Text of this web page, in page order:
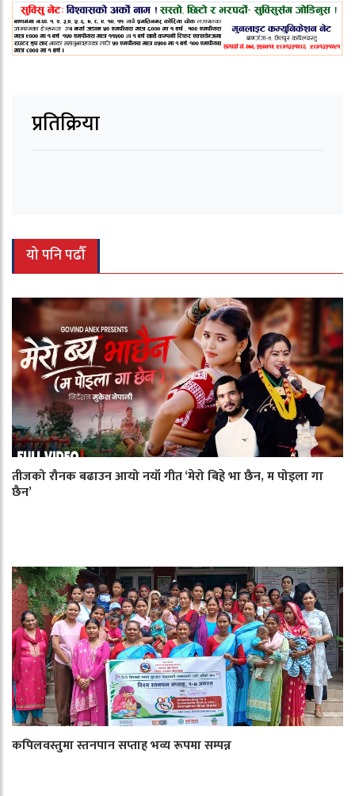
प्रतिक्रिया
यो पनि पढौँ
तीजको रौनक बढाउन आयो नयाँ गीत ‘मेरो बिहे भा छैन, म पोइला गा
छैन’
कपिलवस्तुमा स्तनपान सप्ताह भव्य रूपमा सम्पन्न